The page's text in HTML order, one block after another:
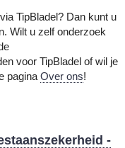
TipBladel? Dan kunt u
Wilt u zelf onderzoek
voor TipBladel of wil je
paginaOver ons!
-